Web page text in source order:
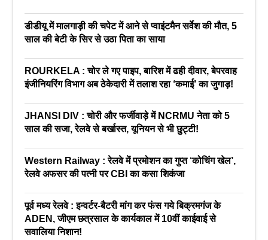
डीडीयू में मालगाड़ी की चपेट में आने से प्वाइंटमैन सर्वेश की मौत, 5
साल की बेटी के सिर से उठा पिता का साया
ROURKELA : चोर ले गए पाइप, बारिश में ढही दीवार, बेपरवाह
इंजीनियरिंग विभाग अब ठेकेदारी में तलाश रहा ‘कमाई’ का जुगाड़!
JHANSI DIV : चोरी और फर्जीवाड़े में NCRMU नेता को 5
साल की सजा, रेलवे से बर्खास्त, यूनियन से भी छुट्टी!
Western Railway : रेलवे में प्रमोशन का गुप्त ‘कोचिंग खेल’,
रेलवे अफसर की पत्नी पर CBI का कसा शिकंजा
पूर्व मध्य रेलवे : इन्वर्टर-बैटरी मांग कर फंस गये बिक्रमगंज के
ADEN, जीएम छत्रसाल के कार्यकाल में 10वीं काईवाई से
सवालिया निशान!